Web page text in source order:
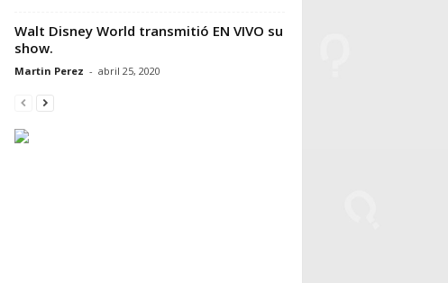
Walt Disney World transmitió EN VIVO su
show.
Martin Perez - abril 25, 2020